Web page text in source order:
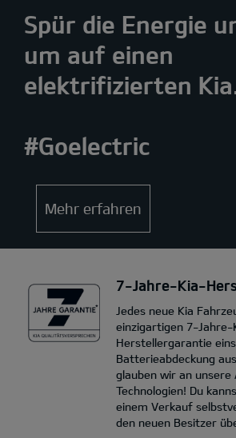
Spür die Energie
um auf einen
elektrifizierten
#Goelectric
Mehr erfahren
7-Jahre-Kia-
Jedes neue Kia
einzigartigen 7-Jahre-
Herstellergarantie
Batterieabdeckung
glauben wir an unsere
Technologien! Du
einem Verkauf
den neuen Besitzer